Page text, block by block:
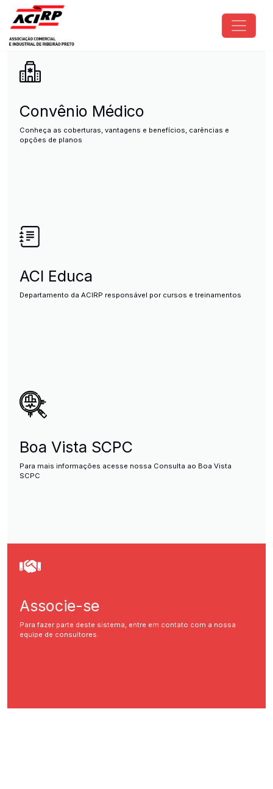
Pular para o conteúdo principal
ACIRP - Associação Comercial
Convênio Médico
Conheça as coberturas, vantagens e benefícios, carências e
opções de planos
ACI Educa
Departamento da ACIRP responsável por cursos e treinamentos
Boa Vista SCPC
Para mais informações acesse nossa Consulta ao Boa Vista
SCPC
Associe-se
Para fazer parte deste sistema, entre em contato com a nossa
equipe de consultores.